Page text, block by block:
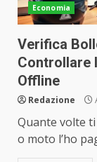
Economia
Verifica
Controllare
Offline
Redazione
Quante volte
o moto l’ho